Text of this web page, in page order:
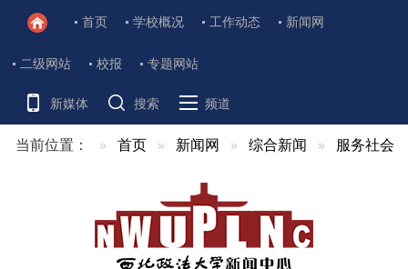
首页 学校概况 工作动态 新闻网
二级网站 校报 专题网站
新媒体 搜索 频道
当前位置： 首页 新闻网 综合新闻 服务社会